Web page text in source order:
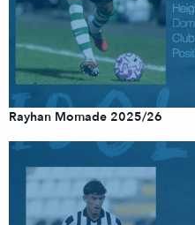
Rayhan Momade 2025/26